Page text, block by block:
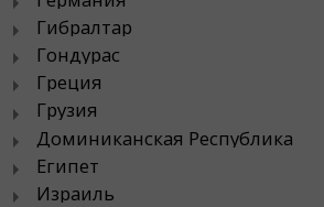
Гибралтар
Гондурас
Греция
Грузия
Доминиканская Республика
Египет
Израиль